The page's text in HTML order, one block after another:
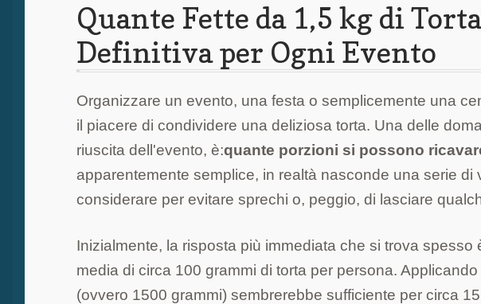
Quante Fette da 1,5 kg di
Definitiva per Ogni Evento
Organizzare un evento, una festa o semplicemente una
il piacere di condividere una deliziosa torta. Una delle
riuscita dell'evento, è:quante porzioni si possono
apparentemente semplice, in realtà nasconde una serie di
considerare per evitare sprechi o, peggio, di lasciare
Inizialmente, la risposta più immediata che si trova
media di circa 100 grammi di torta per persona.
(ovvero 1500 grammi) sembrerebbe sufficiente per circa